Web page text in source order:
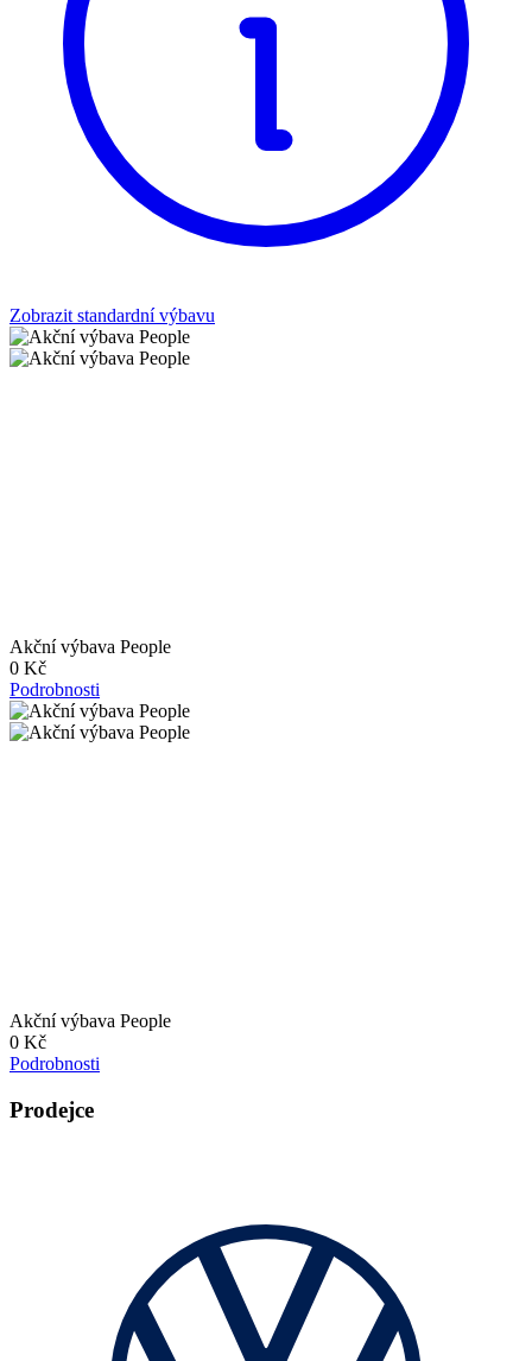
Zobrazit standardní výbavu
Akční výbava People
0 Kč
Podrobnosti
Akční výbava People
0 Kč
Podrobnosti
Prodejce